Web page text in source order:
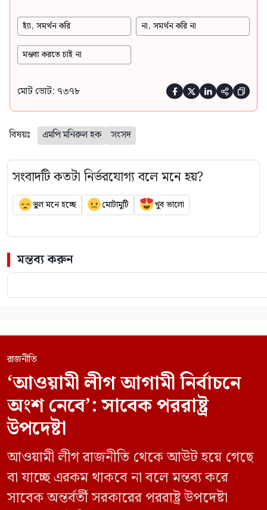
হ্যাঁ, সমর্থন করি না, সমর্থন করি না
মন্তব্য করতে চাই না
মোট ভোট: ৭৩৭৮     
বিষয়ঃ এমপি মনিরুল হক সংসদ
সংবাদটি কতটা নির্ভরযোগ্য বলে মনে হয়?
ভুল মনে হচ্ছে মোটামুটি খুব ভালো
মন্তব্য করুন
রাজনীতি
‘আওয়ামী লীগ আগামী নির্বাচনে
অংশ নেবে’: সাবেক পররাষ্ট্র
উপদেষ্টা
আওয়ামী লীগ রাজনীতি থেকে আউট হয়ে গেছে
বা যাচ্ছে এরকম থাকবে না বলে মন্তব্য করে
সাবেক অন্তর্বর্তী সরকারের পররাষ্ট্র উপদেষ্টা